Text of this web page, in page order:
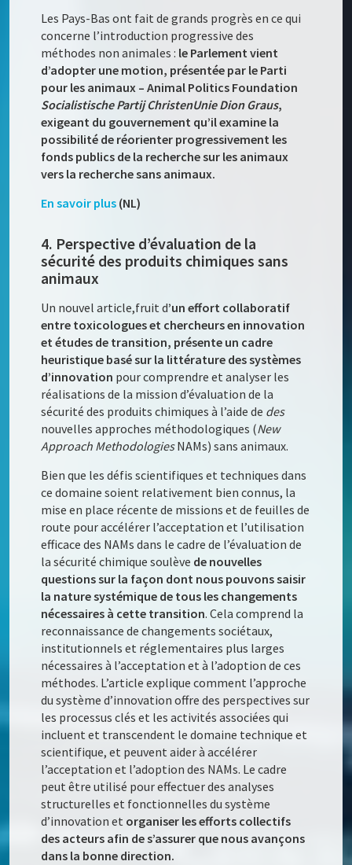
Les Pays-Bas ont fait de grands progrès en ce qui
concerne l’introduction progressive des
méthodes non animales : le Parlement vient
d’adopter une motion, présentée par le Parti
pour les animaux – Animal Politics Foundation
Socialistische Partij ChristenUnie Dion Graus,
exigeant du gouvernement qu’il examine la
possibilité de réorienter progressivement les
fonds publics de la recherche sur les animaux
vers la recherche sans animaux.
En savoir plus (NL)
4. Perspective d’évaluation de la
sécurité des produits chimiques sans
animaux
Un nouvel article,fruit d’un effort collaboratif
entre toxicologues et chercheurs en innovation
et études de transition, présente un cadre
heuristique basé sur la littérature des systèmes
d’innovation pour comprendre et analyser les
réalisations de la mission d’évaluation de la
sécurité des produits chimiques à l’aide de des
nouvelles approches méthodologiques (New
Approach MethodologiesNAMs) sans animaux.
Bien que les défis scientifiques et techniques dans
ce domaine soient relativement bien connus, la
mise en place récente de missions et de feuilles de
route pour accélérer l’acceptation et l’utilisation
efficace des NAMs dans le cadre de l’évaluation de
la sécurité chimique soulève de nouvelles
questions sur la façon dont nous pouvons saisir
la nature systémique de tous les changements
nécessaires à cette transition. Cela comprend la
reconnaissance de changements sociétaux,
institutionnels et réglementaires plus larges
nécessaires à l’acceptation et à l’adoption de ces
méthodes. L’article explique comment l’approche
du système d’innovation offre des perspectives sur
les processus clés et les activités associées qui
incluent et transcendent le domaine technique et
scientifique, et peuvent aider à accélérer
l’acceptation et l’adoption des NAMs. Le cadre
peut être utilisé pour effectuer des analyses
structurelles et fonctionnelles du système
d’innovation et organiser les efforts collectifs
des acteurs afin de s’assurer que nous avançons
dans la bonne direction.